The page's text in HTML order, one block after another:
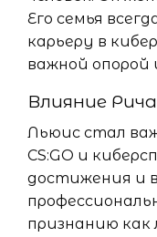
Его семья
карьеру в
важной опорой
Влияние
Льюис стал
CS:GO и
достижения и
признанию как